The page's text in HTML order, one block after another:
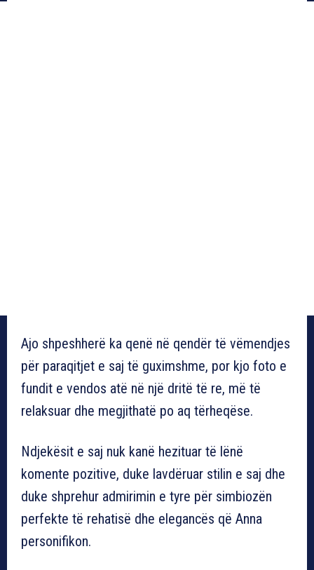
Ajo shpeshherë ka qenë në qendër të vëmendjes
për paraqitjet e saj të guximshme, por kjo foto e
fundit e vendos atë në një dritë të re, më të
relaksuar dhe megjithatë po aq tërheqëse.
Ndjekësit e saj nuk kanë hezituar të lënë
komente pozitive, duke lavdëruar stilin e saj dhe
duke shprehur admirimin e tyre për simbiozën
perfekte të rehatisë dhe elegancës që Anna
personifikon.